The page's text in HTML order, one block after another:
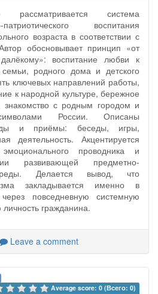
система
патриотического воспитания
возраста в соответствии с
обосновывает принцип «от
воспитание любви к
родного дома и детского
ключевых направлений работы,
к народной культуре, бережное
с родным городом и
России. Описаны
и приёмы: беседы, игры,
деятельность. Акцентируется
проводника и
развивающей предметно-
Делается вывод, что
закладывается именно в
повседневную системную
гражданина.
Leave a comment
Average score: 0 (Всего: 0)